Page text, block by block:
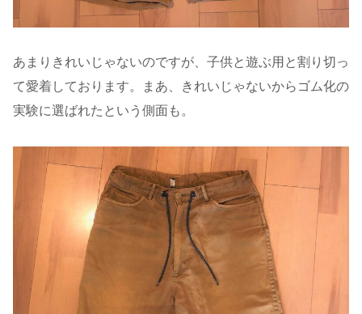
あまりきれいじゃないのですが、子供と遊ぶ用と割り切っ
て愛着しております。まあ、きれいじゃないからゴム化の
実験に選ばれたという側面も。